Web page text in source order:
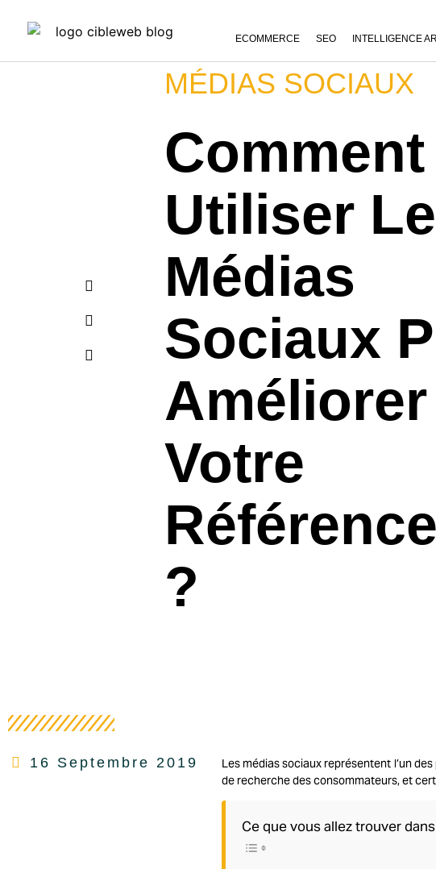
ECOMMERCE SEO INTELLIGENCE
MÉDIAS SOCIAUX
Comment
Utiliser
Médias
Sociaux
Améliorer
Votre
?
16 Septembre 2019
Les médias sociaux représentent l’un
de recherche des consommateurs, et
Ce que vous allez trouver